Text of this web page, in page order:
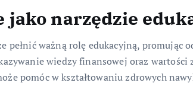
jako narzędzie
pełnić ważną rolę edukacyjną, promując
wiedzy finansowej oraz
pomóc w kształtowaniu zdrowych